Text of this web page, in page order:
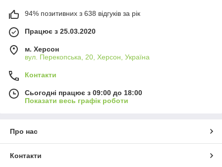
94% позитивних з 638 відгуків за рік
Працює з 25.03.2020
м. Херсон
вул. Перекопська, 20, Херсон, Україна
Контакти
Сьогодні працює з 09:00 до 18:00
Показати весь графік роботи
Про нас
Контакти